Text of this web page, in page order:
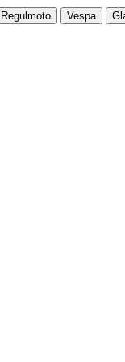
Regulmoto Vespa